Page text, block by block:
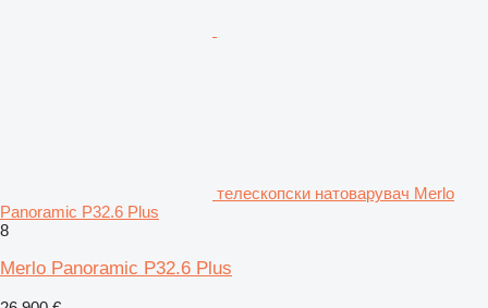
телескопски натоварувач Merlo
Panoramic P32.6 Plus
8
Merlo Panoramic P32.6 Plus